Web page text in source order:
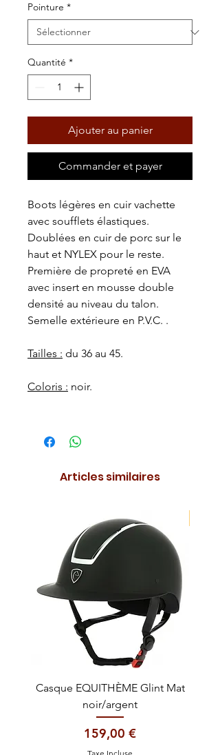
Pointure *
Quantité *
Ajouter au panier
Commander et payer
Boots légères en cuir vachette
avec soufflets élastiques.
Doublées en cuir de porc sur le
haut et NYLEX pour le reste.
Première de propreté en EVA
avec insert en mousse double
densité au niveau du talon.
Semelle extérieure en P.V.C. .
Tailles : du 36 au 45.
Coloris : noir.
Articles similaires
Casque EQUITHÈME Glint Mat
noir/argent
Prix
159,00 €